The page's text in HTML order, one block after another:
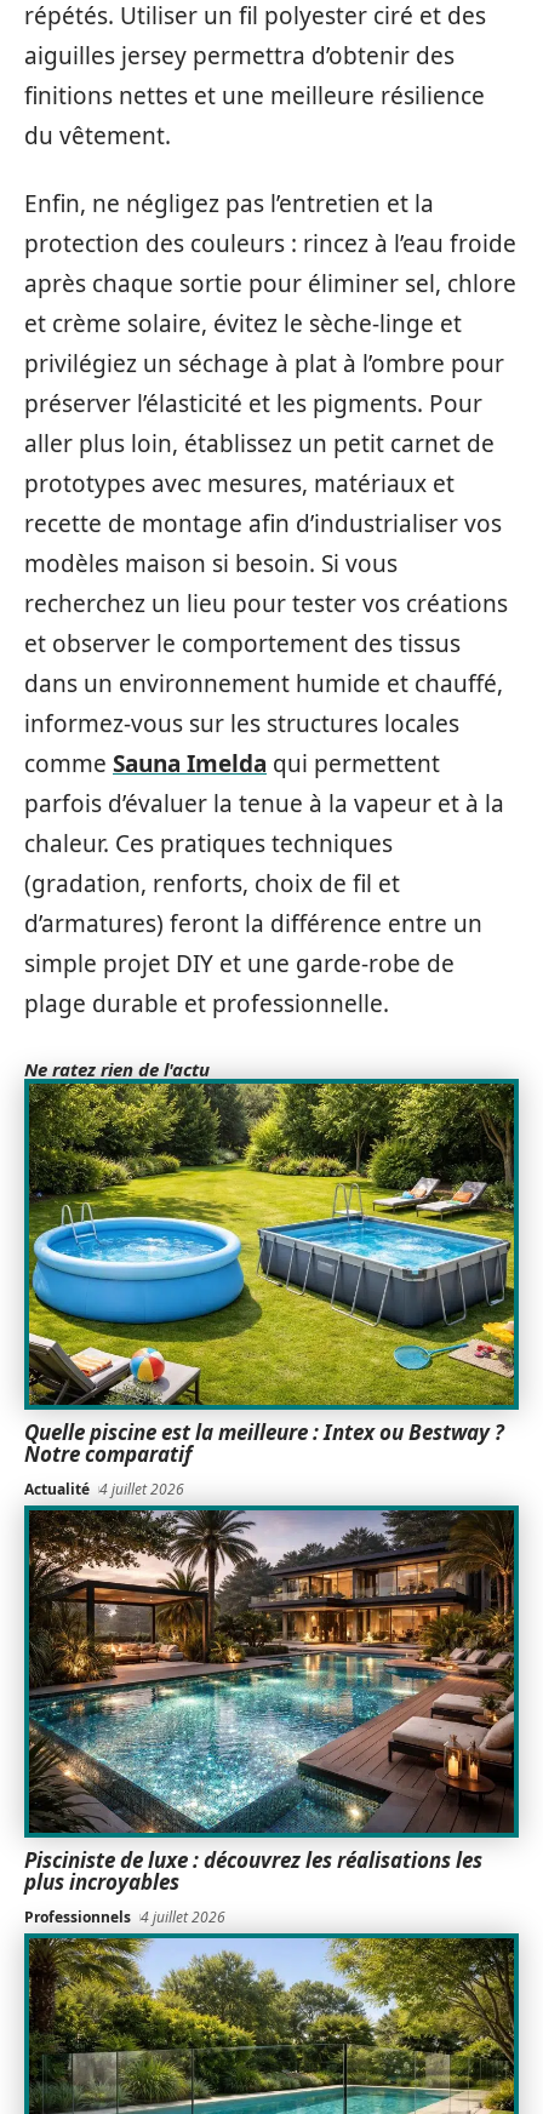
répétés. Utiliser un fil polyester ciré et des
aiguilles jersey permettra d’obtenir des
finitions nettes et une meilleure résilience
du vêtement.
Enfin, ne négligez pas l’entretien et la
protection des couleurs : rincez à l’eau froide
après chaque sortie pour éliminer sel, chlore
et crème solaire, évitez le sèche-linge et
privilégiez un séchage à plat à l’ombre pour
préserver l’élasticité et les pigments. Pour
aller plus loin, établissez un petit carnet de
prototypes avec mesures, matériaux et
recette de montage afin d’industrialiser vos
modèles maison si besoin. Si vous
recherchez un lieu pour tester vos créations
et observer le comportement des tissus
dans un environnement humide et chauffé,
informez-vous sur les structures locales
comme Sauna Imelda qui permettent
parfois d’évaluer la tenue à la vapeur et à la
chaleur. Ces pratiques techniques
(gradation, renforts, choix de fil et
d’armatures) feront la différence entre un
simple projet DIY et une garde-robe de
plage durable et professionnelle.
Ne ratez rien de l'actu
Quelle piscine est la meilleure : Intex ou Bestway ?
Notre comparatif
Actualité 4 juillet 2026
Pisciniste de luxe : découvrez les réalisations les
plus incroyables
Professionnels 4 juillet 2026